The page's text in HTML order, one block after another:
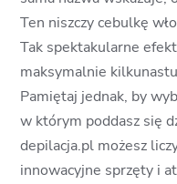
Ten niszczy cebulkę
Tak spektakularne
maksymalnie
Pamiętaj jednak, by
w którym poddasz się
depilacja.pl możesz
innowacyjne sprzęty i